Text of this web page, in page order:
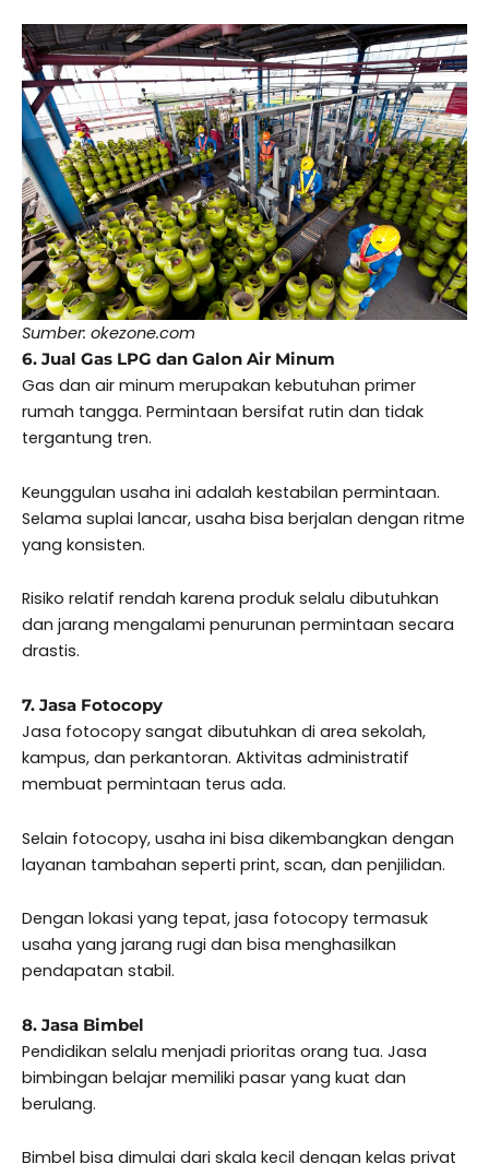
Sumber: okezone.com
6. Jual Gas LPG dan Galon Air Minum
Gas dan air minum merupakan kebutuhan primer
rumah tangga. Permintaan bersifat rutin dan tidak
tergantung tren.
Keunggulan usaha ini adalah kestabilan permintaan.
Selama suplai lancar, usaha bisa berjalan dengan ritme
yang konsisten.
Risiko relatif rendah karena produk selalu dibutuhkan
dan jarang mengalami penurunan permintaan secara
drastis.
7. Jasa Fotocopy
Jasa fotocopy sangat dibutuhkan di area sekolah,
kampus, dan perkantoran. Aktivitas administratif
membuat permintaan terus ada.
Selain fotocopy, usaha ini bisa dikembangkan dengan
layanan tambahan seperti print, scan, dan penjilidan.
Dengan lokasi yang tepat, jasa fotocopy termasuk
usaha yang jarang rugi dan bisa menghasilkan
pendapatan stabil.
8. Jasa Bimbel
Pendidikan selalu menjadi prioritas orang tua. Jasa
bimbingan belajar memiliki pasar yang kuat dan
berulang.
Bimbel bisa dimulai dari skala kecil dengan kelas privat